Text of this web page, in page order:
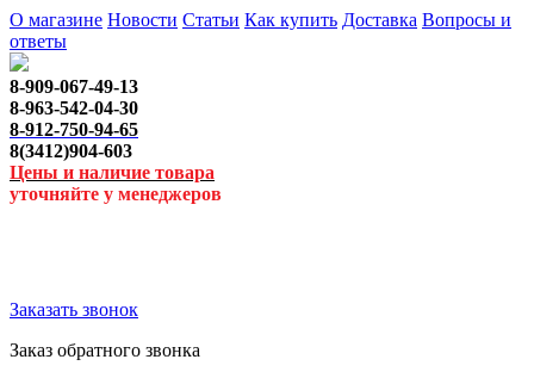
О магазине Новости Статьи Как купить Доставка Вопросы и
ответы
8-909-067-49-13
8-963-542-04-30
8-912-750-94-65
8(3412)904-603
Цены и наличие товара
уточняйте у менеджеров
Заказать звонок
Заказ обратного звонка